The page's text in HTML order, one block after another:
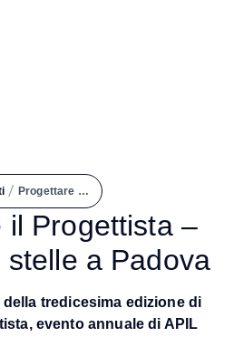
/ Progettare Il Progettista – Rivedere Le Stelle a Padova
il Progettista –
stelle a Padova
della tredicesima edizione di
evento annuale di APIL